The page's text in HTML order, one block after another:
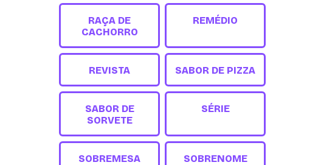
RAÇA DE
CACHORRO
REMÉDIO
REVISTA SABOR DE PIZZA
SABOR DE
SORVETE
SÉRIE
SOBREMESA SOBRENOME